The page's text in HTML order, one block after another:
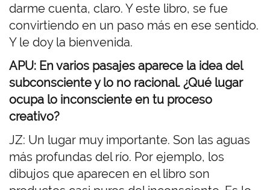
darme cuenta, claro. Y este libro, se fue
convirtiendo en un paso más en ese sentido.
Y le doy la bienvenida.
APU: En varios pasajes aparece la idea del
subconsciente y lo no racional. ¿Qué lugar
ocupa lo inconsciente en tu proceso
creativo?
JZ: Un lugar muy importante. Son las aguas
más profundas del río. Por ejemplo, los
dibujos que aparecen en el libro son